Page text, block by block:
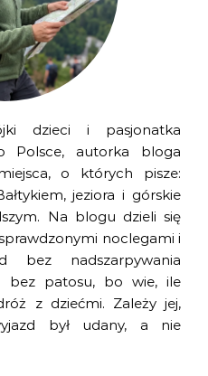
dzieci i pasjonatka
Polsce, autorka bloga
o których pisze:
jeziora i górskie
Na blogu dzieli się
noclegami i
bez nadszarpywania
bez patosu, bo wie, ile
z dziećmi. Zależy jej,
był udany, a nie